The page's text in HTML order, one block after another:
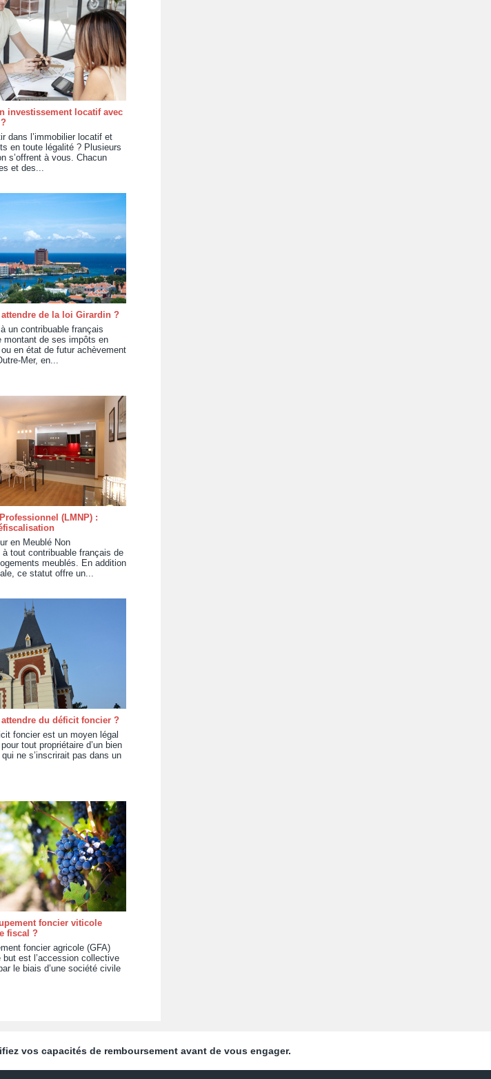
investissement locatif avec
dans l’immobilier locatif et
en toute légalité ? Plusieurs
s’offrent à vous. Chacun
et des...
de la loi Girardin ?
un contribuable français
montant de ses impôts en
en état de futur achèvement
Mer, en...
(LMNP) :
en Meublé Non
tout contribuable français de
meublés. En addition
ce statut offre un...
du déficit foncier ?
foncier est un moyen légal
tout propriétaire d’un bien
ne s’inscrirait pas dans un
foncier viticole
fiscal ?
foncier agricole (GFA)
est l’accession collective
le biais d’une société civile
vos capacités de remboursement avant de vous engager.